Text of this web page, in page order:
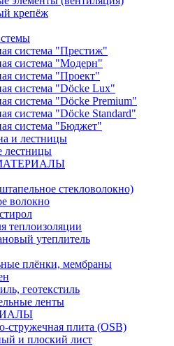
крепёж
система "Престиж"
система "Модерн"
система "Проект"
система "Döcke Lux"
система "Döcke Premium"
система "Döcke Standard"
система "Бюджет"
и лестницы
лестницы
стекловолокно)
волокно
теплоизоляции
утеплитель
плёнки, мембраны
геотекстиль
ленты
стружечная плита (OSB)
и плоский лист